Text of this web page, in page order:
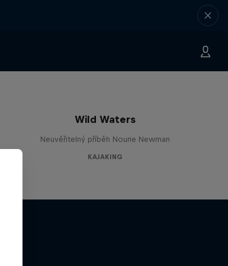
Wild Waters
Neuvěřitelný příběh Nourie Newman
KAJAKING